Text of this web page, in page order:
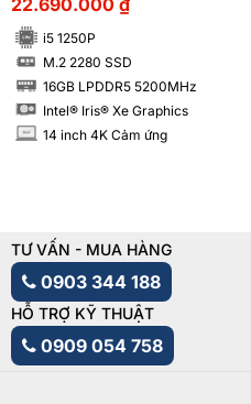
22.690.000 ₫
i5 1250P
SSD M.2 2280 SSD
16GB LPDDR5 5200MHz
Intel® Iris® Xe Graphics
INCH 14 inch 4K Cảm ứng
TƯ VẤN - MUA HÀNG
0903 344 188
HỖ TRỢ KỸ THUẬT
0909 054 758